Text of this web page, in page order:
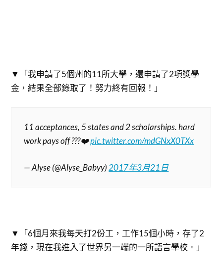
▼「我申請了5個州的11所大學，還申請了2項獎學
金，結果全部錄取了！努力終有回報！」
11 acceptances, 5 states and 2 scholarships. hard
work pays off ???❤️pic.twitter.com/mdGNxX0TXx
— Alyse (@Alyse_Babyy) 2017年3月21日
▼「6個月來我每天打2份工，工作15個小時，存了2
年錢，現在我進入了世界另一端的一所語言學校。」